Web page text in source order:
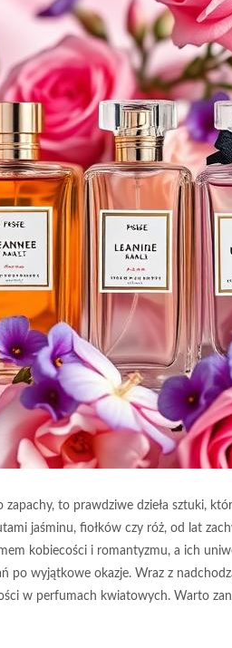
to prawdziwe dzieła sztuki,
jaśminu, fiołków czy róż, od lat
kobiecości i romantyzmu, a ich
po wyjątkowe okazje. Wraz z
w perfumach kwiatowych. Warto